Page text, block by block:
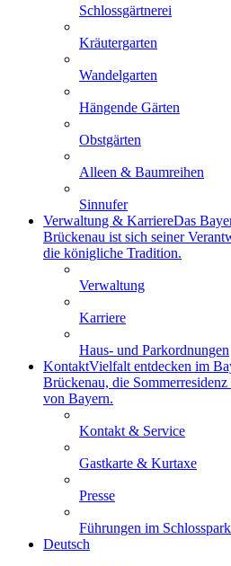
Schlossgärtnerei
Kräutergarten
Wandelgarten
Hängende Gärten
Obstgärten
Alleen & Baumreihen
Sinnufer
Verwaltung & KarriereDas
Brückenau ist sich seiner
die königliche Tradition.
Verwaltung
Karriere
Haus- und Parkordnungen
KontaktVielfalt entdecken im
Brückenau, die
von Bayern.
Kontakt & Service
Gastkarte & Kurtaxe
Presse
Führungen im Schlosspark
Deutsch